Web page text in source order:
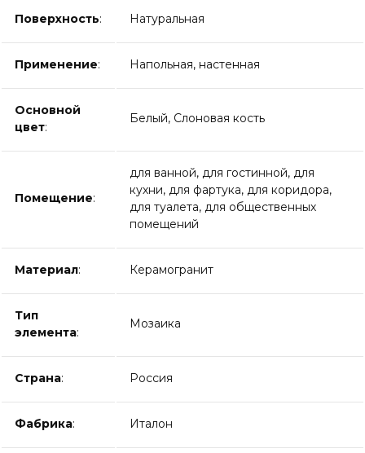
Поверхность: Натуральная
Применение: Напольная, настенная
Основной
цвет:
Белый, Слоновая кость
Помещение:
для ванной, для гостинной, для
кухни, для фартука, для коридора,
для туалета, для общественных
помещений
Материал: Керамогранит
Тип
элемента:
Мозаика
Страна: Россия
Фабрика: Италон